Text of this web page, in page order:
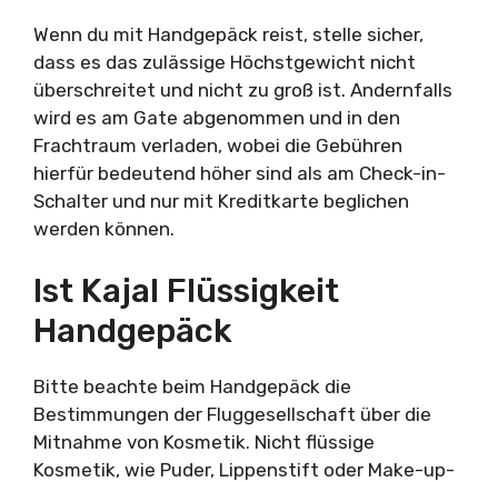
Wenn du mit Handgepäck reist, stelle sicher,
dass es das zulässige Höchstgewicht nicht
überschreitet und nicht zu groß ist. Andernfalls
wird es am Gate abgenommen und in den
Frachtraum verladen, wobei die Gebühren
hierfür bedeutend höher sind als am Check-in-
Schalter und nur mit Kreditkarte beglichen
werden können.
Ist Kajal Flüssigkeit
Handgepäck
Bitte beachte beim Handgepäck die
Bestimmungen der Fluggesellschaft über die
Mitnahme von Kosmetik. Nicht flüssige
Kosmetik, wie Puder, Lippenstift oder Make-up-